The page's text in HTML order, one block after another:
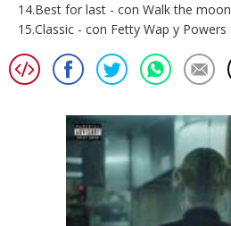
14.Best for last - con Walk the moon
15.Classic - con Fetty Wap y Powers